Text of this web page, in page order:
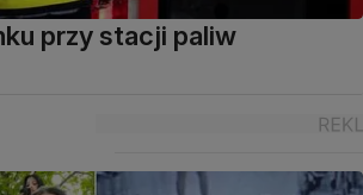
przy stacji paliw